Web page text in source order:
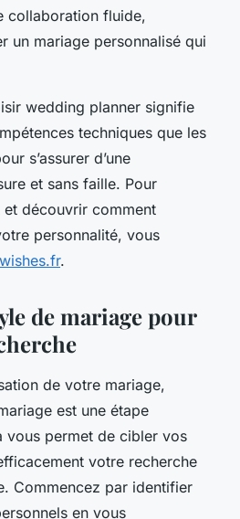
collaboration fluide,
un mariage personnalisé qui
wedding planner signifie
techniques que les
s’assurer d’une
et sans faille. Pour
découvrir comment
personnalité, vous
.
de mariage pour
de votre mariage,
est une étape
vous permet de cibler vos
votre recherche
Commencez par identifier
en vous